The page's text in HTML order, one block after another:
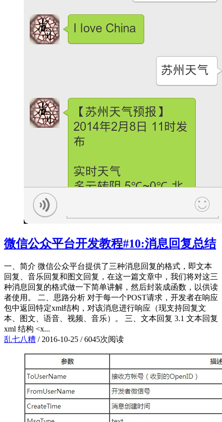
微信公众平台开发教程#10:消息回复总结
一、简介 微信公众平台提供了三种消息回复的格式，即文本
回复、音乐回复和图文回复，在这一篇文章中，我们将对这三
种消息回复的格式做一下简单讲解，然后封装成函数，以供读
者使用。 二、思路分析 对于每一个POST请求，开发者在响应
包中返回特定xml结构，对该消息进行响应（现支持回复文
本、图文、语音、视频、音乐）。 三、文本回复 3.1 文本回复
xml 结构 <x...
乱七八糟 / 2016-10-25 / 6045次阅读